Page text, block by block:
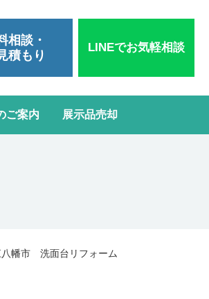
相談・
積もり
LINEでお気軽相談
ご案内 展示品売却
八幡市 洗面台リフォーム